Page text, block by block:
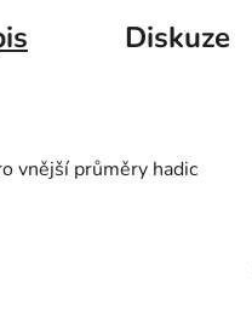
Diskuze
vnější průměry hadic